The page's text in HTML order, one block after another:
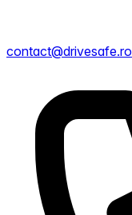
contact@drivesafe.ro